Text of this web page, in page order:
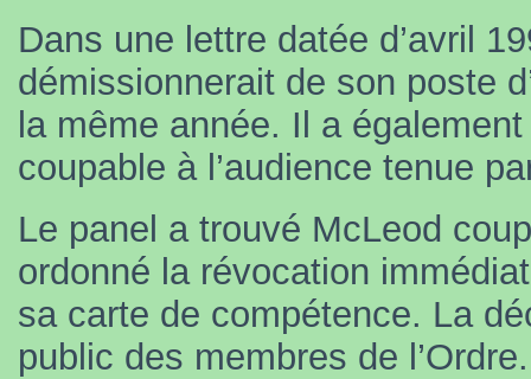
Dans une lettre datée d’avril
démissionnerait de son poste
la même année. Il a
coupable à l’audience tenue
Le panel a trouvé McLeod
ordonné la révocation
sa carte de compétence. La
public des membres de l’Ordre.